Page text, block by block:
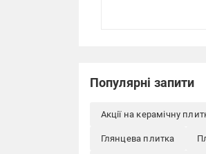
Популярні запити
Акції на керамічну
Глянцева плитка